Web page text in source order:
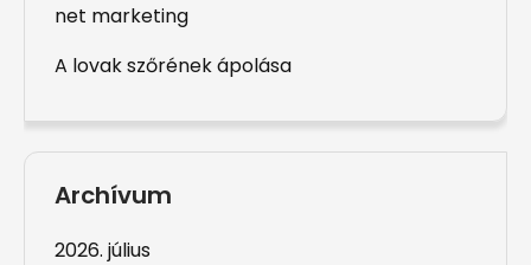
net marketing
A lovak szőrének ápolása
Archívum
2026. július